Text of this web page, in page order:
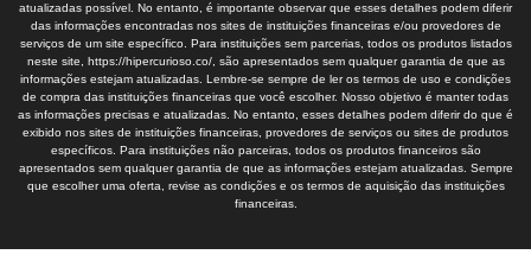
atualizadas possível. No entanto, é importante observar que esses detalhes podem diferir
das informações encontradas nos sites de instituições financeiras e/ou provedores de
serviços de um site específico. Para instituições sem parcerias, todos os produtos listados
neste site, https://hipercurioso.co/, são apresentados sem qualquer garantia de que as
informações estejam atualizadas. Lembre-se sempre de ler os termos de uso e condições
de compra das instituições financeiras que você escolher. Nosso objetivo é manter todas
as informações precisas e atualizadas. No entanto, esses detalhes podem diferir do que é
exibido nos sites de instituições financeiras, provedores de serviços ou sites de produtos
específicos. Para instituições não parceiras, todos os produtos financeiros são
apresentados sem qualquer garantia de que as informações estejam atualizadas. Sempre
que escolher uma oferta, revise as condições e os termos de aquisição das instituições
financeiras.